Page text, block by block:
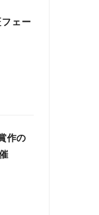
ェー
作の